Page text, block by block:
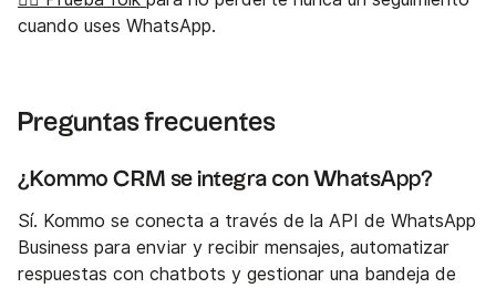
cuando uses WhatsApp.
Preguntas frecuentes
¿Kommo CRM se integra con WhatsApp?
Sí. Kommo se conecta a través de la API de WhatsApp
Business para enviar y recibir mensajes, automatizar
respuestas con chatbots y gestionar una bandeja de